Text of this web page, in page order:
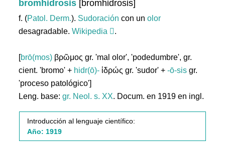
bromhidrosis [bromhidrosis]
f. (Patol. Derm.). Sudoración con unolor
desagradable.Wikipedia .
[brō(mos) βρῶμος gr. 'mal olor', 'podedumbre', gr.
cient. 'bromo' + hidr(ō)- ἱδρώς gr. 'sudor' +-ō-sis gr.
'proceso patológico']
Leng. base:gr. Neol. s. XX. Docum. en 1919 en ingl.
Introducción al lenguaje científico:
Año: 1919